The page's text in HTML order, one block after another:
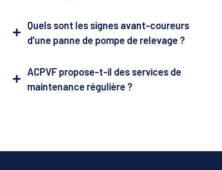
Quels sont les signes avant-coureurs
d’une panne de pompe de relevage ?
ACPVF propose-t-il des services de
maintenance régulière ?